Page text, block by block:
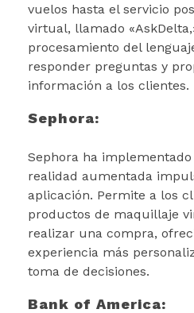
vuelos hasta el servicio
virtual, llamado
procesamiento del
responder preguntas y
información a los clientes.
Sephora:
Sephora ha
realidad aumentada
aplicación. Permite a los
productos de maquillaje
realizar una compra,
experiencia más
toma de decisiones.
Bank of America: